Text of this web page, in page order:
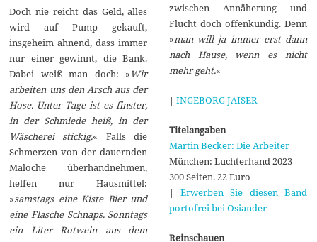
Doch nie reicht das Geld, alles
wird auf Pump gekauft,
insgeheim ahnend, dass immer
nur einer gewinnt, die Bank.
Dabei weiß man doch: »Wir
arbeiten uns den Arsch aus der
Hose. Unter Tage ist es finster,
in der Schmiede heiß, in der
Wäscherei stickig.« Falls die
Schmerzen von der dauernden
Maloche überhandnehmen,
helfen nur Hausmittel:
»samstags eine Kiste Bier und
eine Flasche Schnaps. Sonntags
ein Liter Rotwein aus dem
zwischen Annäherung und
Flucht doch offenkundig. Denn
»man will ja immer erst dann
nach Hause, wenn es nicht
mehr geht.«
| INGEBORG JAISER
Titelangaben
Martin Becker: Die Arbeiter
München: Luchterhand 2023
300 Seiten. 22 Euro
| Erwerben Sie diesen Band
portofrei bei Osiander
Reinschauen